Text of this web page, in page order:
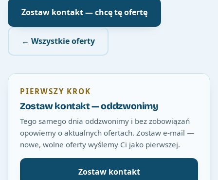
Zostaw kontakt — chcę tę ofertę
← Wszystkie oferty
PIERWSZY KROK
Zostaw kontakt — oddzwonimy
Tego samego dnia oddzwonimy i bez zobowiązań
opowiemy o aktualnych ofertach. Zostaw e-mail —
nowe, wolne oferty wyślemy Ci jako pierwszej.
Zostaw kontakt